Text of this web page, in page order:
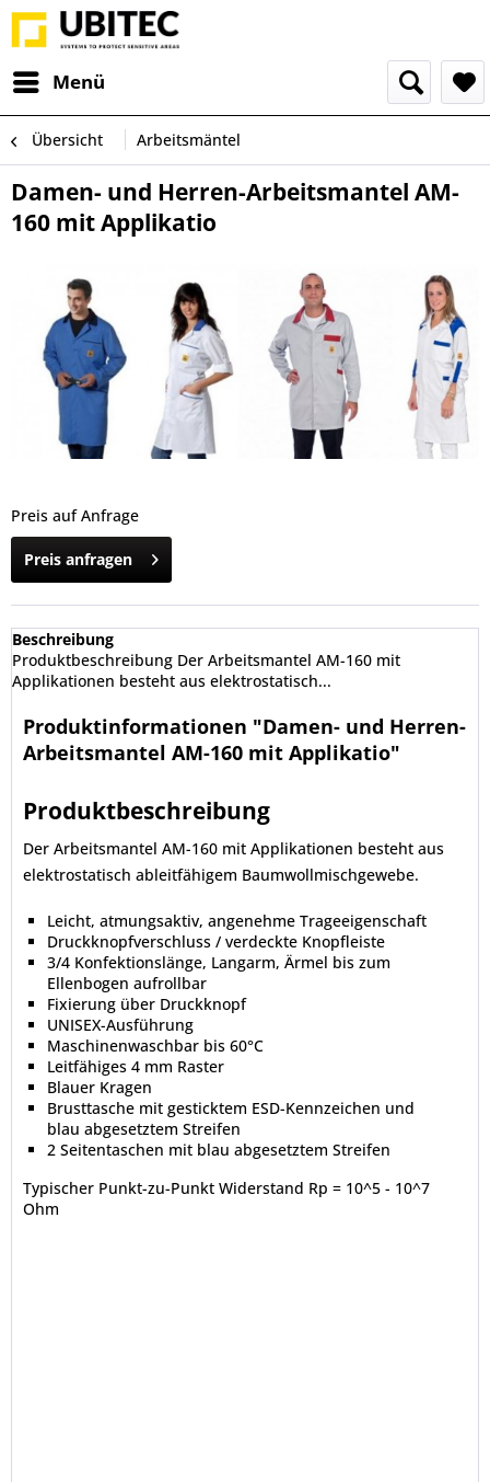
Menü
Übersicht Arbeitsmäntel
Damen- und Herren-Arbeitsmantel AM-
160 mit Applikatio
Preis auf Anfrage
Preis anfragen
Beschreibung
Produktbeschreibung Der Arbeitsmantel AM-160 mit
Applikationen besteht aus elektrostatisch...
Produktinformationen "Damen- und Herren-
Arbeitsmantel AM-160 mit Applikatio"
Produktbeschreibung
Der Arbeitsmantel AM-160 mit Applikationen besteht aus
elektrostatisch ableitfähigem Baumwollmischgewebe.
Leicht, atmungsaktiv, angenehme Trageeigenschaft
Druckknopfverschluss / verdeckte Knopfleiste
3/4 Konfektionslänge, Langarm, Ärmel bis zum
Ellenbogen aufrollbar
Fixierung über Druckknopf
UNISEX-Ausführung
Maschinenwaschbar bis 60°C
Leitfähiges 4 mm Raster
Blauer Kragen
Brusttasche mit gesticktem ESD-Kennzeichen und
blau abgesetztem Streifen
2 Seitentaschen mit blau abgesetztem Streifen
Typischer Punkt-zu-Punkt Widerstand Rp = 10^5 - 10^7
Ohm